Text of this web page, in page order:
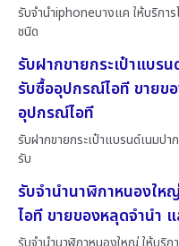
รับจำนำiphoneบางแค ให้บริกา
ชนิด
รับฝากขายกระเป๋าแบร
รับซื้ออุปกรณ์ไอที ขายข
อุปกรณ์ไอที
รับฝากขายกระเป๋าแบรนด์เนมปา
รับ
รับจำนำนาฬิกาหนองใ
ไอที ขายของหลุดจำนำ